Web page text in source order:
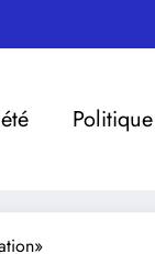
Politique